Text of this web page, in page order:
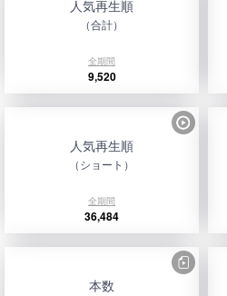
人気再生順
（合計）
全期間
9,520
人気再生順
（ショート）
全期間
36,484
本数